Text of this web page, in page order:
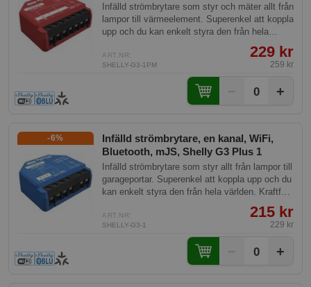
Shelly Plus 1PM Gen3
Infälld strömbrytare som styr och mäter allt från
lampor till värmeelement. Superenkel att koppla
upp och du kan enkelt styra den från hela
världen. Kraftfull med effektmätning och
inbyggd skriptmotor.
ART.NR:
SHELLY-G3-1PM
229 kr
259 kr
0 +
Infälld strömbrytare, en kanal, WiFi,
Bluetooth, mJS, Shelly G3 Plus 1
-6%
Infälld strömbrytare som styr allt från lampor till
garageportar. Superenkel att koppla upp och du
kan enkelt styra den från hela världen. Kraftfull
ART.NR:
SHELLY-G3-1
215 kr
229 kr
0 +